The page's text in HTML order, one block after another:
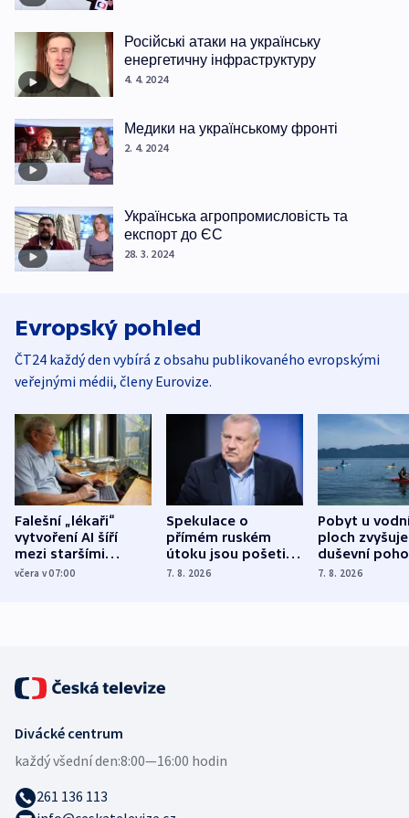
Російські атаки на українську
енергетичну інфраструктуру
4. 4. 2024
Медики на українському фронті
2. 4. 2024
Українська агропромисловість та
експорт до ЄС
28. 3. 2024
Evropský pohled
ČT24 každý den vybírá z obsahu publikovaného evropskými
veřejnými médii, členy Eurovize.
Falešní „lékaři“
vytvoření AI šíří
mezi staršími
Poláky nebezpečné
včera v 07:00
Spekulace o
přímém ruském
útoku jsou pošetilé,
míní estonský
7. 8. 2026
Pobyt u
ploch zvyšuje
duševní
ukázala
7. 8. 2026
Divácké centrum
každý všední den:8:00—16:00 hodin
261 136 113